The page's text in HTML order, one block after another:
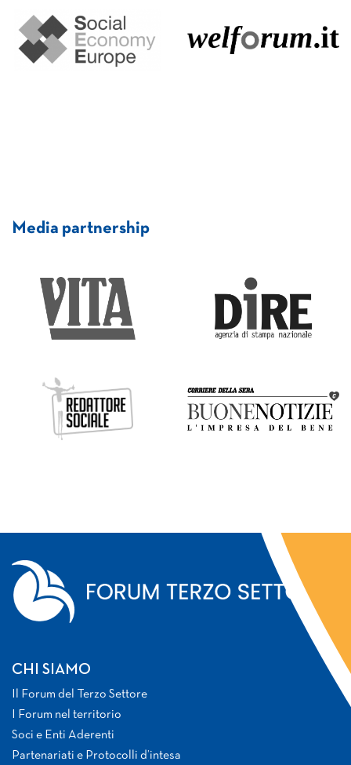
Media partnership
CHI SIAMO
Il Forum del Terzo Settore
I Forum nel territorio
Soci e Enti Aderenti
Partenariati e Protocolli d’intesa